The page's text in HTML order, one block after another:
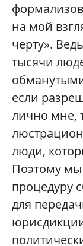
на мой
черту».
тысячи
если
лично мне,
люди,
Поэтому
процедуру
для